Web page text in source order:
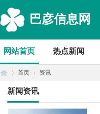
巴彦信息网
网站首页 热点新闻
首页 资讯
新闻资讯